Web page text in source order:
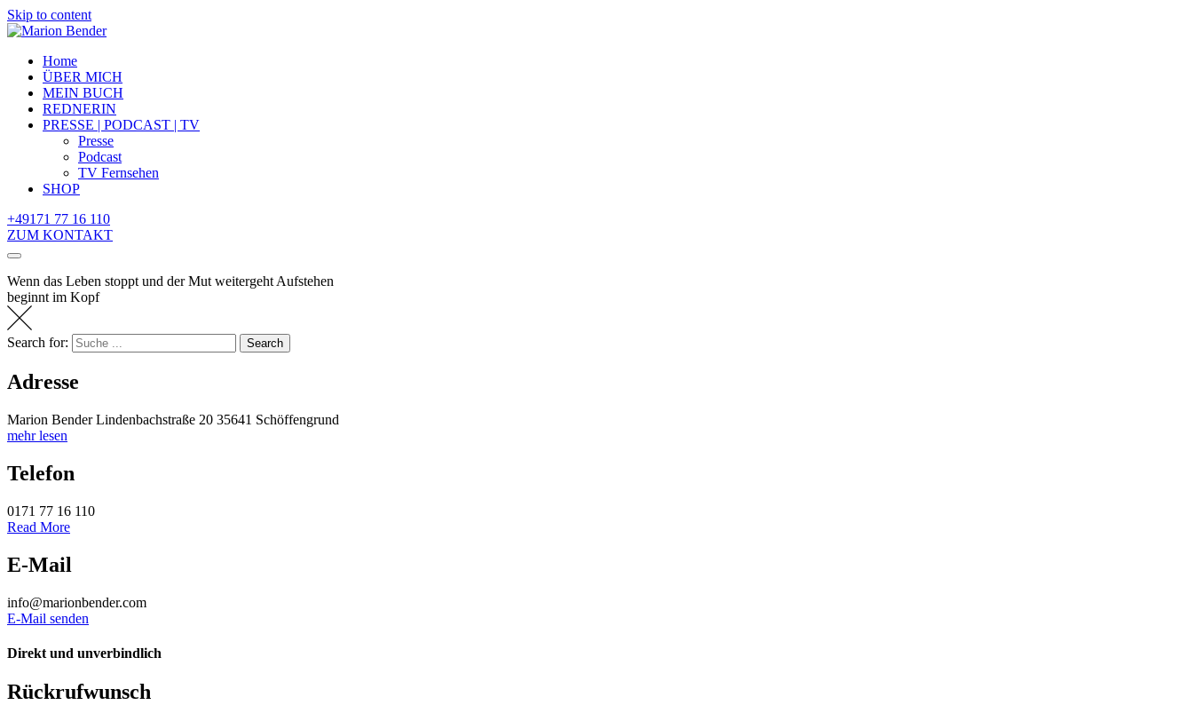
Skip to content
Home
ÜBER MICH
MEIN BUCH
REDNERIN
PRESSE | PODCAST | TV
Presse
Podcast
TV Fernsehen
SHOP
+49171 77 16 110
ZUM KONTAKT
Wenn das Leben stoppt und der Mut weitergeht Aufstehen
beginnt im Kopf
Search for: Search
Adresse
Marion Bender Lindenbachstraße 20 35641 Schöffengrund
mehr lesen
Telefon
0171 77 16 110
Read More
E-Mail
info@marionbender.com
E-Mail senden
Direkt und unverbindlich
Rückrufwunsch